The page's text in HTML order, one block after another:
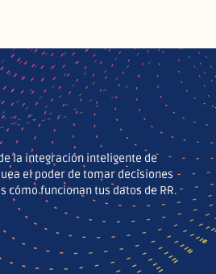
la integración inteligente de
el poder de tomar decisiones
cómo funcionan tus datos de RR.